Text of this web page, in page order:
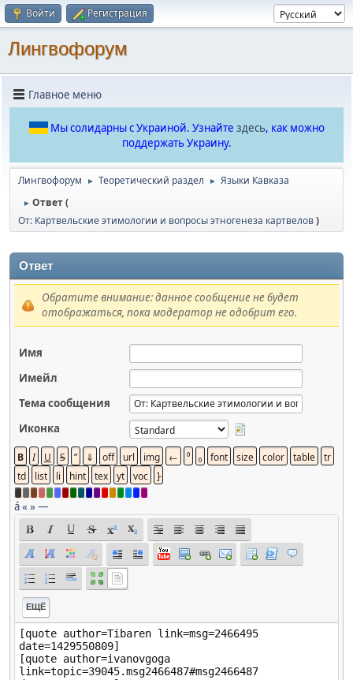
Войти Регистрация
Лингвофорум
Главное меню
Мы солидарны с Украиной. Узнайте здесь, как можно
поддержать Украину.
Лингвофорум ► Теоретический раздел ► Языки Кавказа
► Ответ (
От: Картвельские этимологии и вопросы этногенеза картвелов)
Ответ
Обратите внимание: данное сообщение не будет
отображаться, пока модератор не одобрит его.
Имя
Имейл
Тема сообщения
Иконка
á« »—
ЕЩЁ